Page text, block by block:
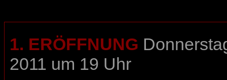
1. ERÖFFNUNG
2011 um 19 Uhr